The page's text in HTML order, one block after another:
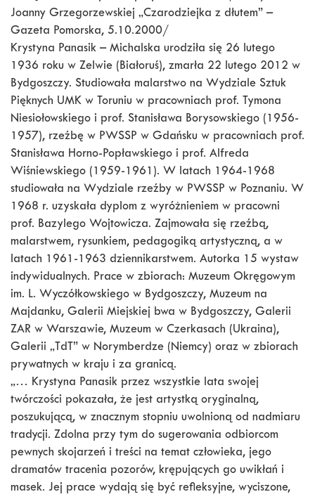
Joanny Grzegorzewskiej „Czarodziejka z dłutem” –
Gazeta Pomorska, 5.10.2000/
Krystyna Panasik – Michalska urodziła się 26 lutego
1936 roku w Zelwie (Białoruś), zmarła 22 lutego 2012 w
Bydgoszczy. Studiowała malarstwo na Wydziale Sztuk
Pięknych UMK w Toruniu w pracowniach prof. Tymona
Niesiołowskiego i prof. Stanisława Borysowskiego (1956-
1957), rzeźbę w PWSSP w Gdańsku w pracowniach prof.
Stanisława Horno-Popławskiego i prof. Alfreda
Wiśniewskiego (1959-1961). W latach 1964-1968
studiowała na Wydziale rzeźby w PWSSP w Poznaniu. W
1968 r. uzyskała dyplom z wyróżnieniem w pracowni
prof. Bazylego Wojtowicza. Zajmowała się rzeźbą,
malarstwem, rysunkiem, pedagogiką artystyczną, a w
latach 1961-1963 dziennikarstwem. Autorka 15 wystaw
indywidualnych. Prace w zbiorach: Muzeum Okręgowym
im. L. Wyczółkowskiego w Bydgoszczy, Muzeum na
Majdanku, Galerii Miejskiej bwa w Bydgoszczy, Galerii
ZAR w Warszawie, Muzeum w Czerkasach (Ukraina),
Galerii „TdT” w Norymberdze (Niemcy) oraz w zbiorach
prywatnych w kraju i za granicą.
„… Krystyna Panasik przez wszystkie lata swojej
twórczości pokazała, że jest artystką oryginalną,
poszukującą, w znacznym stopniu uwolnioną od nadmiaru
tradycji. Zdolna przy tym do sugerowania odbiorcom
pewnych skojarzeń i treści na temat człowieka, jego
dramatów tracenia pozorów, krępujących go uwikłań i
masek. Jej prace wydają się być refleksyjne, wyciszone,